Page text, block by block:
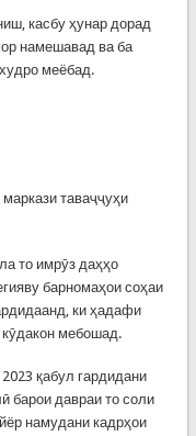
касбу ҳунар дорад
намешавад ва ба
меёбад.
таваҷҷуҳи
то имрӯз даҳҳо
барномаҳои соҳаи
ки ҳадафи
мебошад.
қабул гардидани
барои давраи то соли
намудани кадрҳои